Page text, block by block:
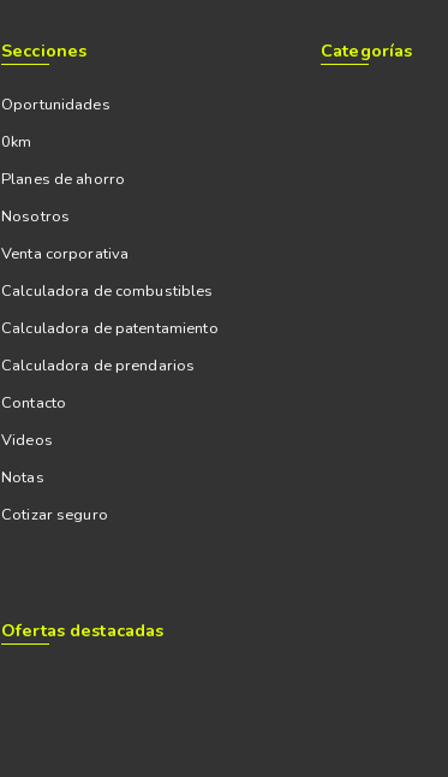
Secciones
Oportunidades
0km
Planes de ahorro
Nosotros
Venta corporativa
Calculadora de combustibles
Calculadora de patentamiento
Calculadora de prendarios
Contacto
Videos
Notas
Cotizar seguro
Categorías
Ofertas destacadas